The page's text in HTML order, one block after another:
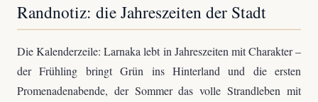
Randnotiz: die Jahreszeiten der Stadt
Die Kalenderzeile: Larnaka lebt in Jahreszeiten mit Charakter –
der Frühling bringt Grün ins Hinterland und die ersten
Promenadenabende, der Sommer das volle Strandleben mit